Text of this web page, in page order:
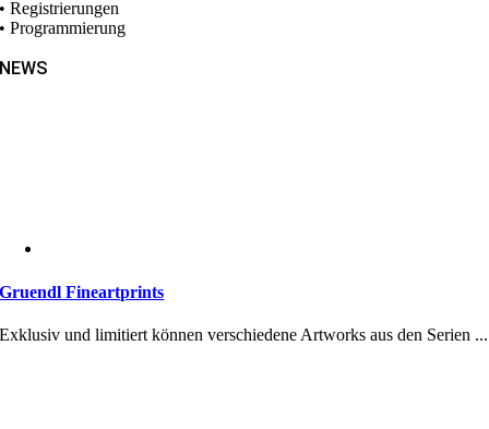
• Registrierungen
• Programmierung
NEWS
Gruendl Fineartprints
Exklusiv und limitiert können verschiedene Artworks aus den Serien ...